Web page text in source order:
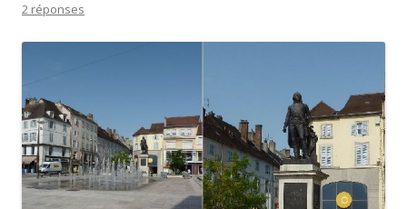
2 réponses